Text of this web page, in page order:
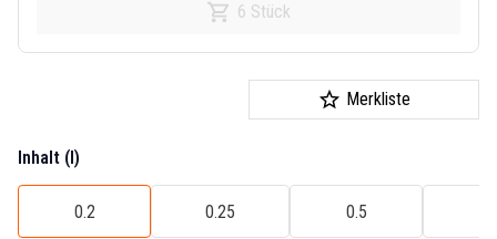
6 Stück
Merkliste
Inhalt (l)
0.2 0.25 0.5